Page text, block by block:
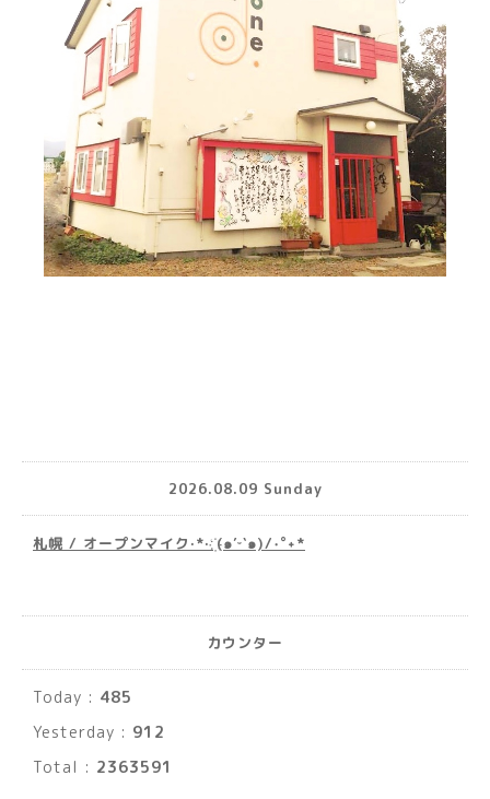
2026.08.09 Sunday
札幌 / オープンマイク·*· ҉(๑′ᵕ‵๑)/‧˚︎˖*
カウンター
Today : 485
Yesterday : 912
Total : 2363591